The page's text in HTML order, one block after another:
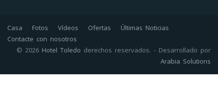
Casa Fotos Vídeos Ofertas
Últimas Noticias
Contacte con nosotros
© 2026 Hotel Toledo derechos reservados. - Desarrollado por
Arabia Solutions